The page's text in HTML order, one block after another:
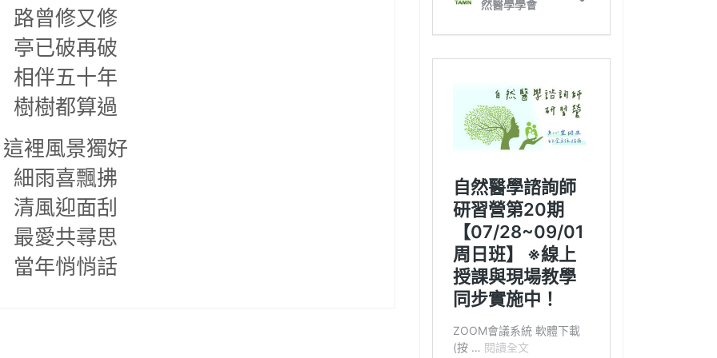
路曾修又修
亭已破再破
相伴五十年
樹樹都算過
這裡風景獨好
細雨喜飄拂
清風迎面刮
最愛共尋思
當年悄悄話